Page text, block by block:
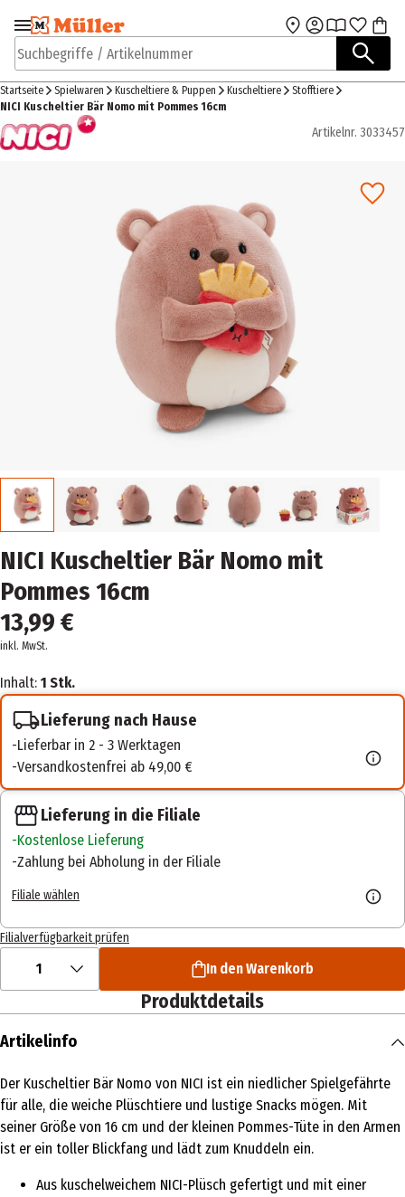
Zur Navigation
springen
Zum Hauptinhalt
Suchbegriffe / Artikelnummer
Startseite Spielwaren Kuscheltiere & Puppen Kuscheltiere
Stofftiere
NICI Kuscheltier Bär Nomo mit Pommes 16cm
Artikelnr. 3033457
NICI Kuscheltier Bär Nomo mit
Pommes 16cm
13,99 €
inkl. MwSt.
Inhalt: 1 Stk.
Lieferung nach Hause
Lieferbar in 2 - 3 Werktagen
Versandkostenfrei ab 49,00 €
Lieferung in die Filiale
Kostenlose Lieferung
Zahlung bei Abholung in der Filiale
Filiale wählen
Filialverfügbarkeit prüfen
1 In den Warenkorb
Produktdetails
Artikelinfo
Der Kuscheltier Bär Nomo von NICI ist ein niedlicher Spielgefährte
für alle, die weiche Plüschtiere und lustige Snacks mögen. Mit
seiner Größe von 16 cm und der kleinen Pommes-Tüte in den Armen
ist er ein toller Blickfang und lädt zum Knuddeln ein.
Aus kuschelweichem NICI-Plüsch gefertigt und mit einer